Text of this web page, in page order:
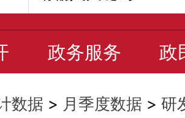
政务服务 政
数据 > 月季度数据 > 研